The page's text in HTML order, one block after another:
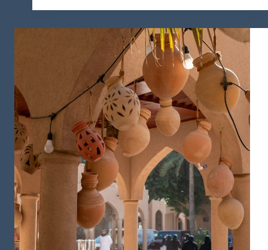
صادراتی
ایران
به
عمان
و
شرایط
صادرات
به
این
کشور